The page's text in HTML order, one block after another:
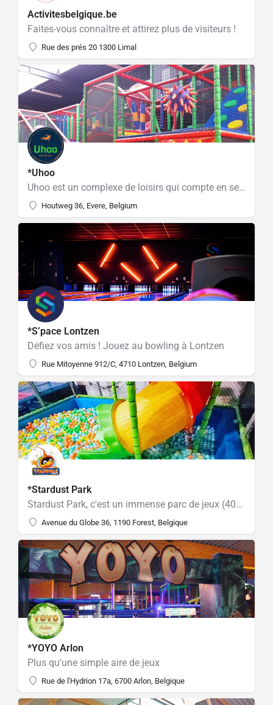
Activitesbelgique.be
Faites-vous connaître et attirez plus de visiteurs !
Rue des prés 20 1300 Limal
*Uhoo
Uhoo est un complexe de loisirs qui compte en ses lieux une brasserie O'rdv, un espace lasergame NY
Houtweg 36, Evere, Belgium
*S’pace Lontzen
Défiez vos amis ! Jouez au bowling à Lontzen
Rue Mitoyenne 912/C, 4710 Lontzen, Belgium
*Stardust Park
Stardust Park, c'est un immense parc de jeux (4000m2)
Avenue du Globe 36, 1190 Forest, Belgique
*YOYO Arlon
Plus qu'une simple aire de jeux
Rue de l'Hydrion 17a, 6700 Arlon, Belgique